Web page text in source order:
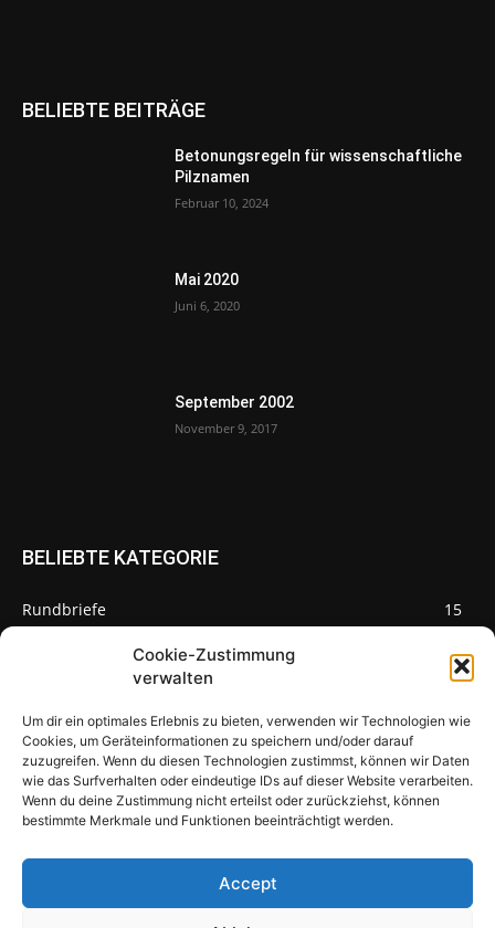
Cookie-Zustimmung
verwalten
Um dir ein optimales Erlebnis zu bieten, verwenden wir Technologien wie
Cookies, um Geräteinformationen zu speichern und/oder darauf
zuzugreifen. Wenn du diesen Technologien zustimmst, können wir Daten
wie das Surfverhalten oder eindeutige IDs auf dieser Website verarbeiten.
Wenn du deine Zustimmung nicht erteilst oder zurückziehst, können
bestimmte Merkmale und Funktionen beeinträchtigt werden.
Accept
BELIEBTE BEITRÄGE
Betonungsregeln für wissenschaftliche
Pilznamen
Februar 10, 2024
Mai 2020
Juni 6, 2020
September 2002
November 9, 2017
BELIEBTE KATEGORIE
Rundbriefe
15
Pilzseite
Seltene Pilze aus Mainfranken und
Deutschland